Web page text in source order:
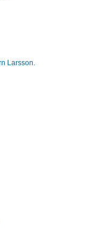
Larsson.